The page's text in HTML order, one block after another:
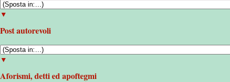
▼
Post autorevoli
▼
Aforismi, detti ed apoftegmi